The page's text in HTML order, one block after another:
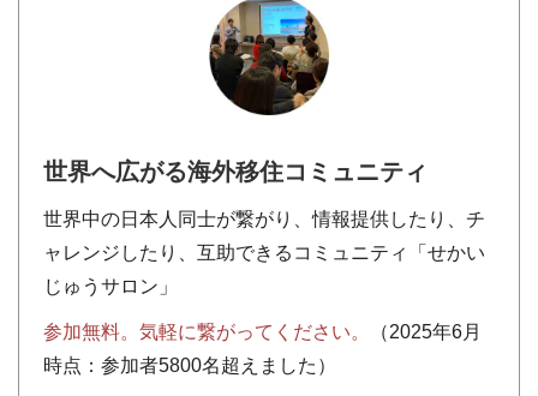
世界へ広がる海外移住コミュニティ
世界中の日本人同士が繋がり、情報提供したり、チ
ャレンジしたり、互助できるコミュニティ「せかい
じゅうサロン」
参加無料。気軽に繋がってください。
（2025年6月
時点：参加者5800名超えました）